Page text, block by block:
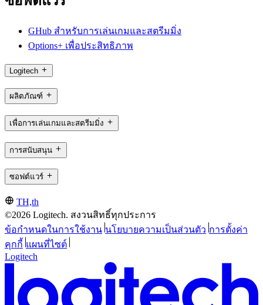
GHub สำหรับการเล่นเกมและสตรีมมิ่ง
Options+ เพื่อประสิทธิภาพ
Logitech
ผลิตภัณฑ์
เพื่อการเล่นเกมและสตรีมมิ่ง
การสนับสนุน
ซอฟต์แวร์
TH,th
©2026 Logitech. สงวนสิทธิ์ทุกประการ
ข้อกำหนดในการใช้งาน นโยบายความเป็นส่วนตัว การตั้งค่า
คุกกี้ แผนที่ไซต์
Logitech